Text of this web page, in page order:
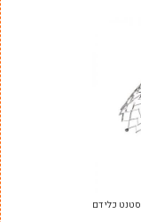
סטנט כלי דם